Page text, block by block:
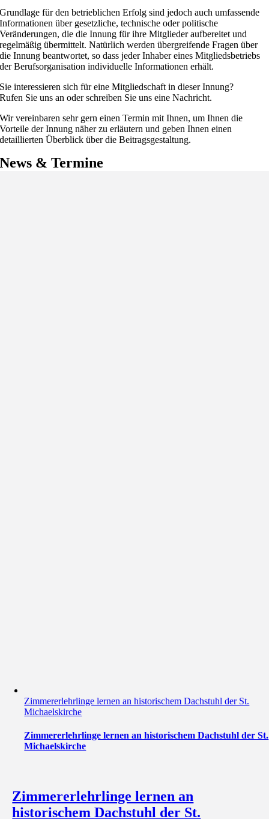
Grundlage für den betrieblichen Erfolg sind jedoch auch umfassende
Informationen über gesetzliche, technische oder politische
Veränderungen, die die Innung für ihre Mitglieder aufbereitet und
regelmäßig übermittelt. Natürlich werden übergreifende Fragen über
die Innung beantwortet, so dass jeder Inhaber eines Mitgliedsbetriebs
der Berufsorganisation individuelle Informationen erhält.
Sie interessieren sich für eine Mitgliedschaft in dieser Innung?
Rufen Sie uns an oder schreiben Sie uns eine Nachricht.
Wir vereinbaren sehr gern einen Termin mit Ihnen, um Ihnen die
Vorteile der Innung näher zu erläutern und geben Ihnen einen
detaillierten Überblick über die Beitragsgestaltung.
News & Termine
Zimmererlehrlinge lernen an historischem Dachstuhl der St.
Michaelskirche
Zimmererlehrlinge lernen an historischem Dachstuhl der St.
Michaelskirche
Zimmererlehrlinge lernen an
historischem Dachstuhl der St.